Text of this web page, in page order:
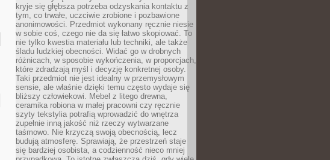
kryje się głębsza potrzeba odzyskania kontaktu z
tym, co trwałe, uczciwie zrobione i pozbawione
anonimowości. Przedmiot wykonany ręcznie niesie
w sobie coś, czego nie da się łatwo skopiować. To
nie tylko kwestia materiału lub techniki, ale także
śladu ludzkiej obecności. Widać go w drobnych
różnicach, w sposobie wykończenia, w proporcjach,
które zdradzają myśl i decyzję konkretnej osoby.
Taki przedmiot nie jest idealny w przemysłowym
sensie, ale właśnie dzięki temu często wydaje się
bliższy człowiekowi. Mebel z litego drewna,
ceramika robiona w małej pracowni czy ręcznie
szyty tekstylia potrafią wprowadzić do wnętrza
zupełnie inną jakość niż rzeczy wytwarzane
taśmowo. Nie krzyczą swoją obecnością, lecz
budują atmosferę. Sprawiają, że przestrzeń staje
się bardziej osobista, a codzienność nieco mniej